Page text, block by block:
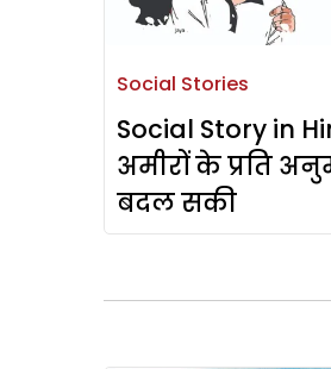
Social Stories
Social Story in
अमीरों के प्रति
बदल सकी